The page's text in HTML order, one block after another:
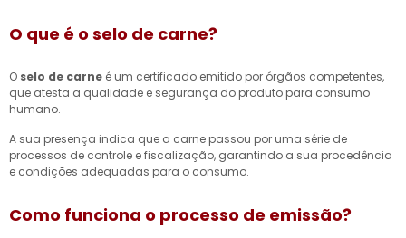
O que é o selo de carne?
O selo de carne é um certificado emitido por órgãos competentes,
que atesta a qualidade e segurança do produto para consumo
humano.
A sua presença indica que a carne passou por uma série de
processos de controle e fiscalização, garantindo a sua procedência
e condições adequadas para o consumo.
Como funciona o processo de emissão?